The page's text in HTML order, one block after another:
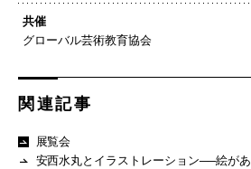
共催
グローバル芸術教育協会
関連記事
展覧会
安西水丸とイラストレーション──絵があ